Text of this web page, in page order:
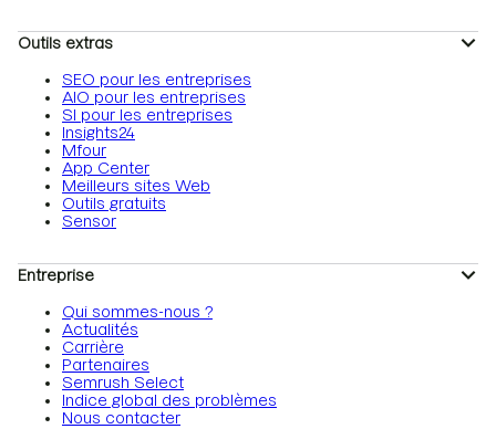
Outils extras
SEO pour les entreprises
AIO pour les entreprises
SI pour les entreprises
Insights24
Mfour
App Center
Meilleurs sites Web
Outils gratuits
Sensor
Entreprise
Qui sommes-nous ?
Actualités
Carrière
Partenaires
Semrush Select
Indice global des problèmes
Nous contacter